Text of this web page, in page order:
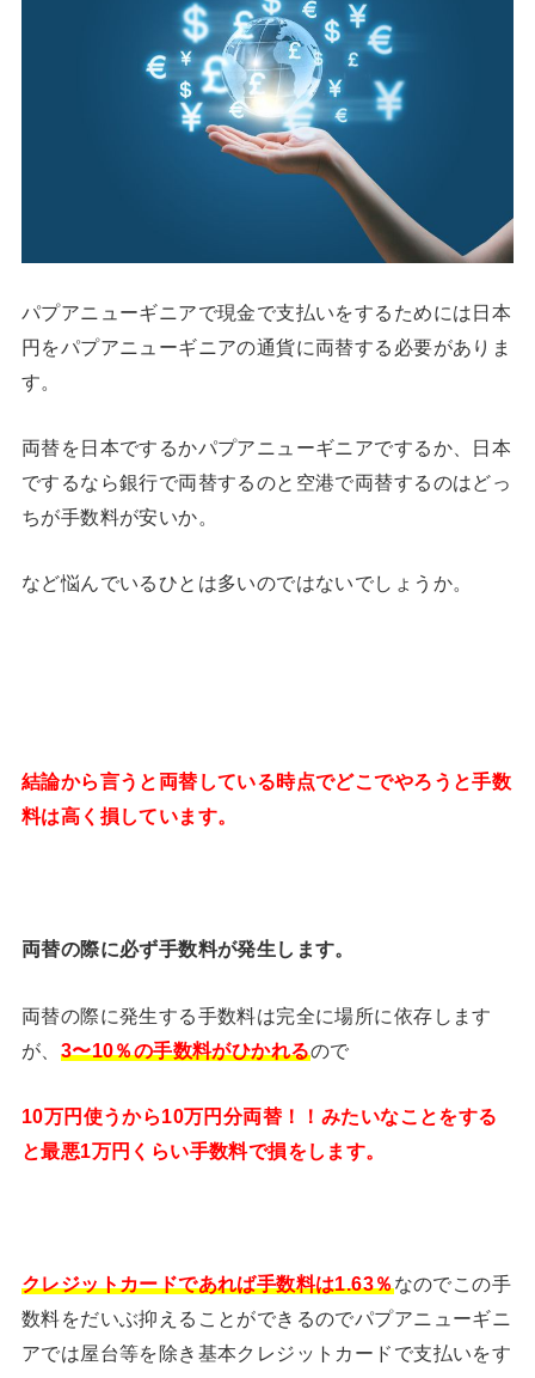
パプアニューギニアで現金で支払いをするためには日本
円をパプアニューギニアの通貨に両替する必要がありま
す。
両替を日本でするかパプアニューギニアでするか、日本
でするなら銀行で両替するのと空港で両替するのはどっ
ちが手数料が安いか。
など悩んでいるひとは多いのではないでしょうか。
結論から言うと両替している時点でどこでやろうと手数
料は高く損しています。
両替の際に必ず手数料が発生します。
両替の際に発生する手数料は完全に場所に依存します
が、 3〜10％の手数料がひかれるので
10万円使うから10万円分両替！！みたいなことをする
と最悪1万円くらい手数料で損をします。
クレジットカードであれば手数料は1.63％ なのでこの手
数料をだいぶ抑えることができるのでパプアニューギニ
アでは屋台等を除き基本クレジットカードで支払いをす